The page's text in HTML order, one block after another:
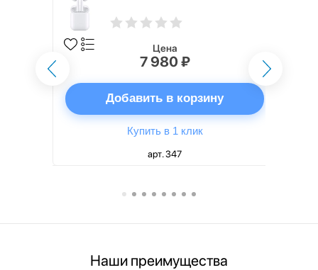
Цена
7 980 ₽
Добавить в корзину
Купить в 1 клик
арт. 347
Наши преимущества